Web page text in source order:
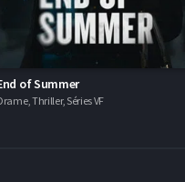
of Summer
Thriller, Séries VF